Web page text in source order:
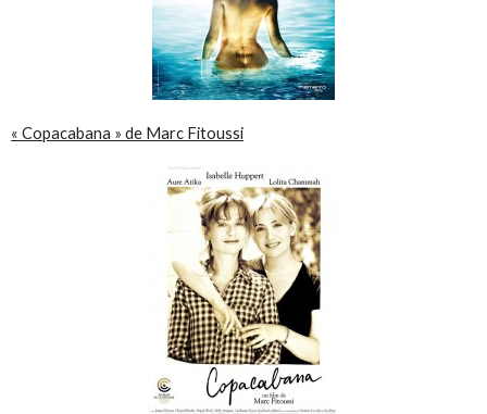
« Copacabana » de Marc Fitoussi